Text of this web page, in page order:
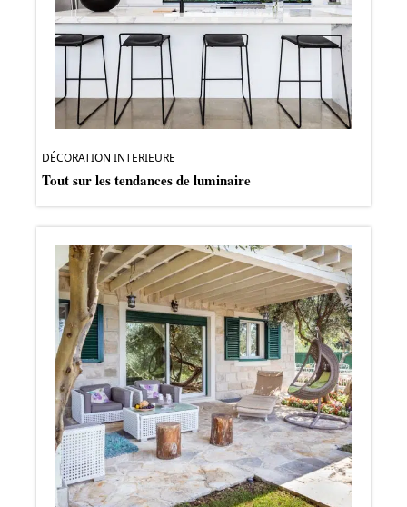
DÉCORATION INTERIEURE
Tout sur les tendances de luminaire